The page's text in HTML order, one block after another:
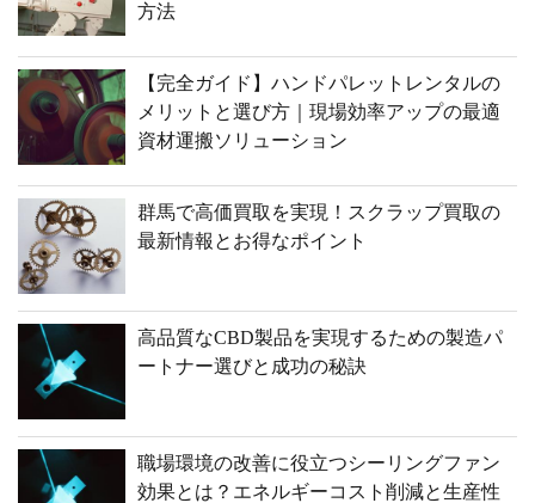
方法
【完全ガイド】ハンドパレットレンタルの
メリットと選び方｜現場効率アップの最適
資材運搬ソリューション
群馬で高価買取を実現！スクラップ買取の
最新情報とお得なポイント
高品質なCBD製品を実現するための製造パ
ートナー選びと成功の秘訣
職場環境の改善に役立つシーリングファン
効果とは？エネルギーコスト削減と生産性